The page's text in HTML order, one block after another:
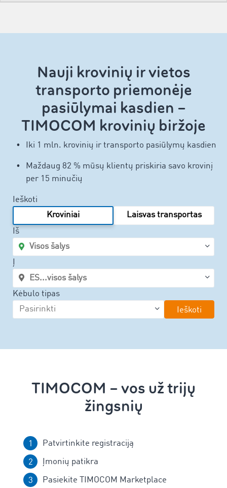
Nauji krovinių ir vietos
transporto priemonėje
pasiūlymai kasdien –
TIMOCOM krovinių biržoje
Iki 1 mln. krovinių ir transporto pasiūlymų kasdien
Maždaug 82 % mūsų klientų priskiria savo krovinį
per 15 minučių
Ieškoti
Kroviniai
Laisvas transportas
Iš
Kėbulo tipas
Ieškoti
TIMOCOM – vos už trijų
žingsnių
Patvirtinkite registraciją
Įmonių patikra
Pasiekite TIMOCOM Marketplace